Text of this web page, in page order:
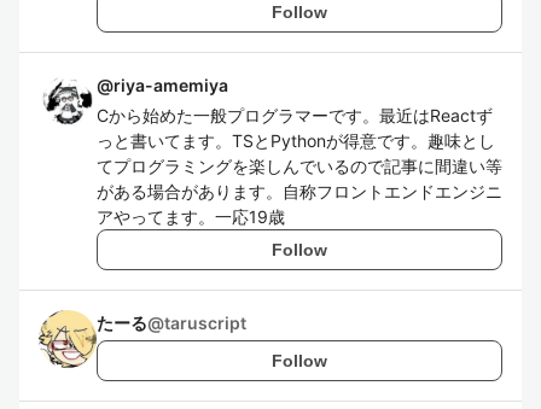
Follow
@riya-amemiya
Cから始めた一般プログラマーです。最近はReactず
っと書いてます。TSとPythonが得意です。趣味とし
てプログラミングを楽しんでいるので記事に間違い等
がある場合があります。自称フロントエンドエンジニ
アやってます。一応19歳
Follow
たーる@taruscript
Follow